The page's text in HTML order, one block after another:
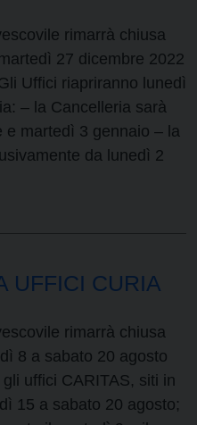
rimarrà chiusa
27 dicembre 2022
Uffici riapriranno lunedì
– la Cancelleria sarà
e martedì 3 gennaio – la
da lunedì 2
UFFICI CURIA
rimarrà chiusa
8 a sabato 20 agosto
uffici CARITAS, siti in
15 a sabato 20 agosto;